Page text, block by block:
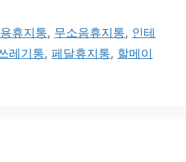
휴지통, 무소음휴지통, 인테
레기통, 페달휴지통, 할메이